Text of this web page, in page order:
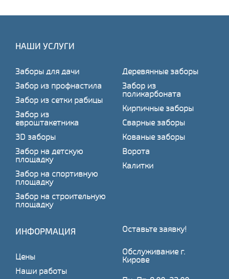
НАШИ УСЛУГИ
Заборы для дачи
Забор из профнастила
Забор из сетки рабицы
Забор из
евроштакетника
3D заборы
Забор на детскую
площадку
Забор на спортивную
площадку
Забор на строительную
площадку
Деревянные заборы
Забор из
поликарбоната
Кирпичные заборы
Сварные заборы
Кованые заборы
Ворота
Калитки
ИНФОРМАЦИЯ
Цены
Наши работы
Оставьте заявку!
Обслуживание г.
Кирове